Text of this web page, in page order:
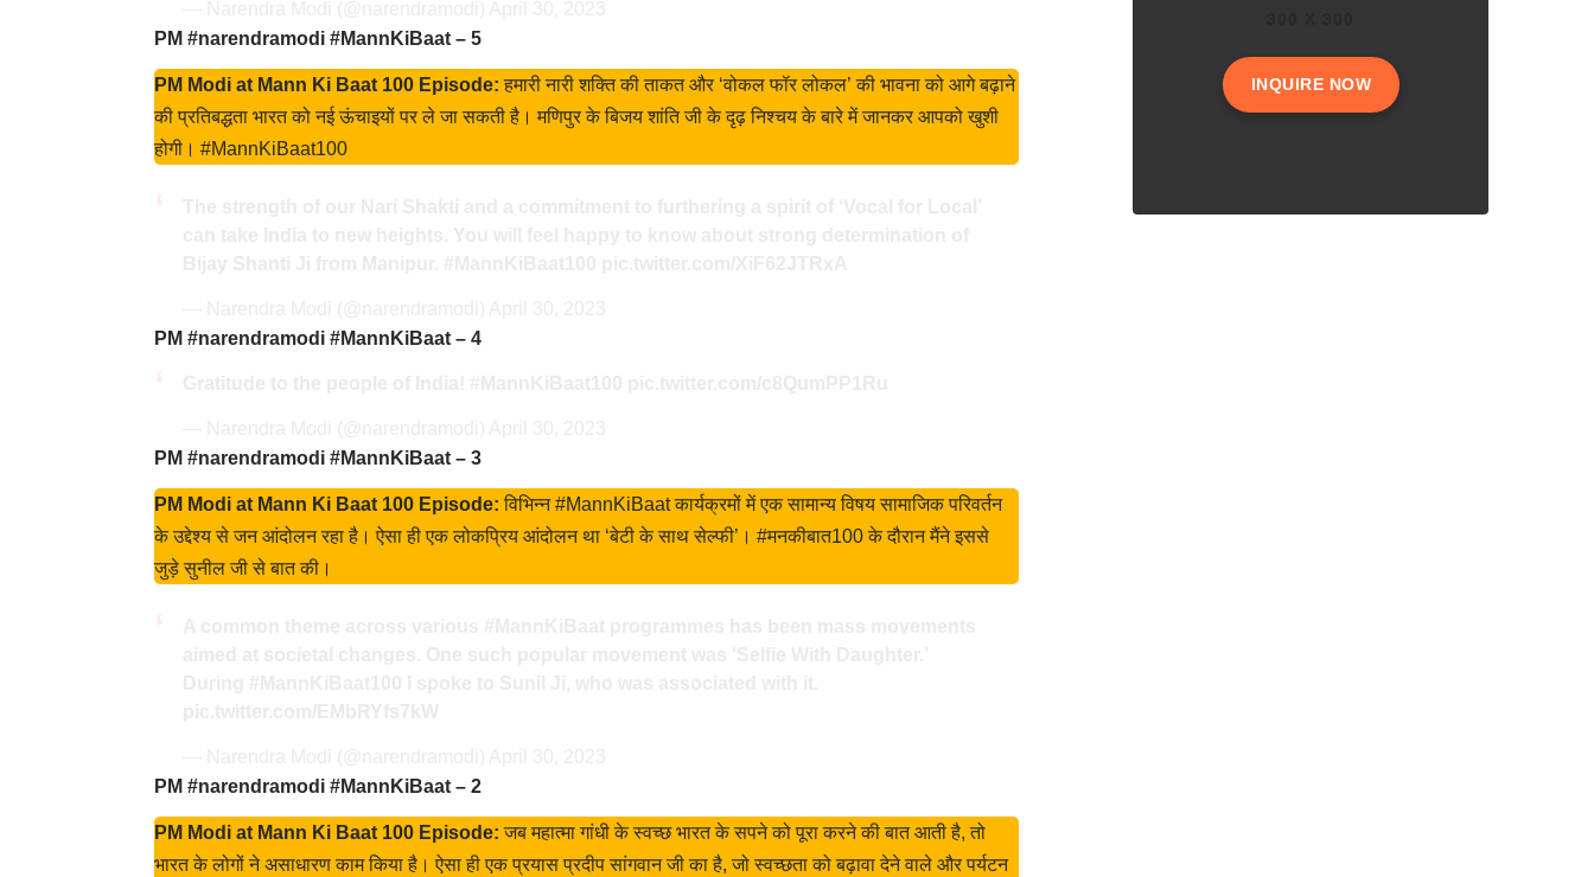
PM #narendramodi #MannKiBaat – 5
PM Modi at Mann Ki Baat 100 Episode: हमारी नारी शक्ति की ताकत और ‘वोकल फॉर लोकल’ की भावना को आगे बढ़ाने
की प्रतिबद्धता भारत को नई ऊंचाइयों पर ले जा सकती है। मणिपुर के बिजय शांति जी के दृढ़ निश्चय के बारे में जानकर आपको खुशी
होगी। #MannKiBaat100
PM #narendramodi #MannKiBaat – 4
PM #narendramodi #MannKiBaat – 3
PM Modi at Mann Ki Baat 100 Episode: विभिन्न #MannKiBaat कार्यक्रमों में एक सामान्य विषय सामाजिक परिवर्तन
के उद्देश्य से जन आंदोलन रहा है। ऐसा ही एक लोकप्रिय आंदोलन था ‘बेटी के साथ सेल्फी’। #मनकीबात100 के दौरान मैंने इससे
जुड़े सुनील जी से बात की।
PM #narendramodi #MannKiBaat – 2
PM Modi at Mann Ki Baat 100 Episode: जब महात्मा गांधी के स्वच्छ भारत के सपने को पूरा करने की बात आती है, तो
भारत के लोगों ने असाधारण काम किया है। ऐसा ही एक प्रयास प्रदीप सांगवान जी का है, जो स्वच्छता को बढ़ावा देने वाले और पर्यटन
INQUIRE NOW